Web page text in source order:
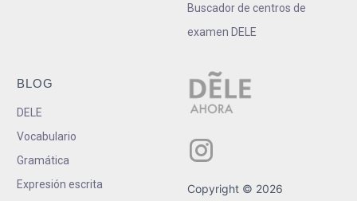
Buscador de centros de
examen DELE
BLOG
DELE
Vocabulario
Gramática
Expresión escrita
Copyright © 2026